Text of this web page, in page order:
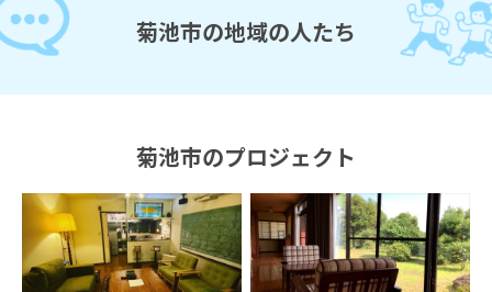
菊池市の地域の人たち
菊池市のプロジェクト